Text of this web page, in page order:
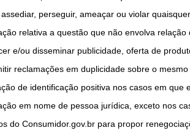
perseguir, ameaçar ou violar
relativa a questão que não envolva relação
e/ou disseminar publicidade, oferta de
reclamações em duplicidade sobre o mesmo
de identificação positiva nos casos em que
em nome de pessoa jurídica, exceto nos
do Consumidor.gov.br para propor